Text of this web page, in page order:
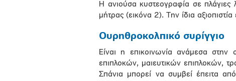
Η ανιούσα κυστεογραφία σε πλάγιες
μήτρας (εικόνα 2). Την ίδια
Ουρηθροκολπικό συρίγγιο
Είναι η επικοινωνία ανάμεσα στην
επιπλοκών, μαιευτικών επιπλοκών,
Σπάνια μπορεί να συμβεί έπειτα